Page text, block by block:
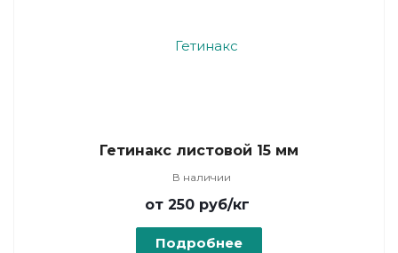
Гетинакс листовой 15 мм
В наличии
от 250 руб/кг
Подробнее